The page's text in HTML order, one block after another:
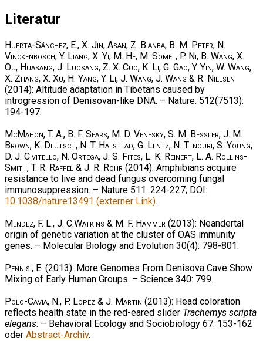
Literatur
Huerta-Sánchez, E., X. Jin, Asan, Z. Bianba, B. M. Peter, N.
Vinckenbosch, Y. Liang, X. Yi, M. He, M. Somel, P. Ni, B. Wang, X.
Ou, Huasang, J. Luosang, Z. X. Cuo, K. Li, G. Gao, Y. Yin, W. Wang,
X. Zhang, X. Xu, H. Yang, Y. Li, J. Wang, J. Wang & R. Nielsen
(2014): Altitude adaptation in Tibetans caused by
introgression of Denisovan-like DNA. – Nature. 512(7513):
194-197.
McMahon, T. A., B. F. Sears, M. D. Venesky, S. M. Bessler, J. M.
Brown, K. Deutsch, N. T. Halstead, G. Lentz, N. Tenouri, S. Young,
D. J. Civitello, N. Ortega, J. S. Fites, L. K. Reinert, L. A. Rollins-
Smith, T. R. Raffel & J. R. Rohr (2014): Amphibians acquire
resistance to live and dead fungus overcoming fungal
immunosuppression. – Nature 511: 224-227; DOI:
10.1038/nature13491 (externer Link).
Mendez, F. L., J. C.Watkins & M. F. Hammer (2013): Neandertal
origin of genetic variation at the cluster of OAS immunity
genes. – Molecular Biology and Evolution 30(4): 798-801.
Pennisi, E. (2013): More Genomes From Denisova Cave Show
Mixing of Early Human Groups. – Science 340: 799.
Polo-Cavia, N., P. Lopez & J. Martin (2013): Head coloration
reflects health state in the red-eared slider Trachemys scripta
elegans. – Behavioral Ecology and Sociobiology 67: 153-162
oder Abstract-Archiv.